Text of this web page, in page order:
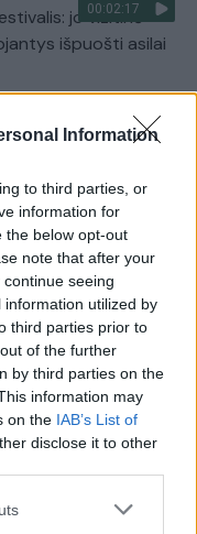
Information
to third parties, or
information for
the below opt-out
note that after your
seeing
utilized by
third parties prior to
of the further
by third parties on the
information may
on the IAB’s List of
disclose it to other
00:02:17
jo vizitinė
išpuošti asilai
00:00:54
asilams
00:09:13
specialistė
bent jau vienas tai